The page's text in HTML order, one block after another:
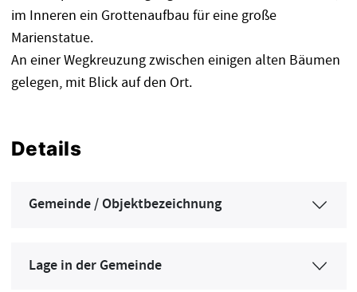
im Inneren ein Grottenaufbau für eine große
Marienstatue.
An einer Wegkreuzung zwischen einigen alten Bäumen
gelegen, mit Blick auf den Ort.
Details
Gemeinde / Objektbezeichnung
Lage in der Gemeinde